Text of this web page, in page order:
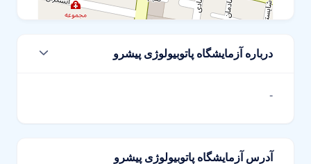
درباره آزمایشگاه پاتوبیولوژی پیشرو
-
آدرس آزمایشگاه پاتوبیولوژی پیشرو